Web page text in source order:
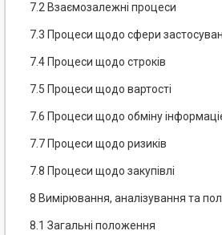
7.2 Взаємозалежні процеси
7.3 Процеси щодо сфери
7.4 Процеси щодо строків
7.5 Процеси щодо вартості
7.6 Процеси щодо обміну
7.7 Процеси щодо ризиків
7.8 Процеси щодо закупівлі
8 Вимірювання, аналізування та
8.1 Загальні положення